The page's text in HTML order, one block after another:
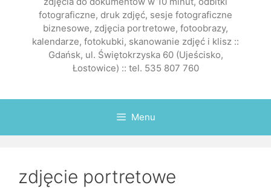
fotograficzne, druk zdjęć, sesje fotograficzne
biznesowe, zdjęcia portretowe, fotoobrazy,
kalendarze, fotokubki, skanowanie zdjęć i klisz ::
Gdańsk, ul. Świętokrzyska 60 (Ujeścisko,
Łostowice) :: tel. 535 807 760
Menu
zdjęcie portretowe